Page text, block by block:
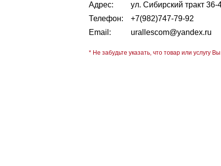
Адрес:
ул. Сибирский тракт 36-
Телефон:
+7(982)747-79-92
Email:
urallescom@yandex.ru
* Не забудьте указать, что товар или услугу